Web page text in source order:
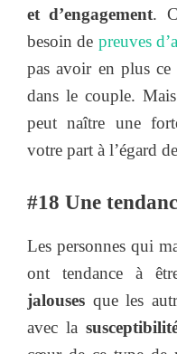
et d’engagement.
besoin de preuves
pas avoir en plus
dans le couple.
peut naître une
votre part à l’égard
#18 Une
Les personnes qui
ont tendance à
jalouses que les
avec la